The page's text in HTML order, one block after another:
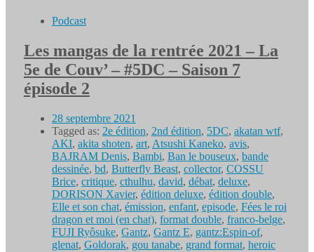
Podcast
Les mangas de la rentrée 2021 – La
5e de Couv’ – #5DC – Saison 7
épisode 2
28 septembre 2021
Tagged as: 2e édition, 2nd édition, 5DC, akatan wtf,
AKI, akita shoten, art, Atsushi Kaneko, avis,
BAJRAM Denis, Bambi, Ban le bouseux, bande
dessinée, bd, Butterfly Beast, collector, COSSU
Brice, critique, cthulhu, david, débat, deluxe,
DORISON Xavier, édition deluxe, édition double,
Elle et son chat, émission, enfant, episode, Fées le roi
dragon et moi (en chat), format double, franco-belge,
FUJI Ryôsuke, Gantz, Gantz E, gantz:Espin-of,
glenat, Goldorak, gou tanabe, grand format, heroic